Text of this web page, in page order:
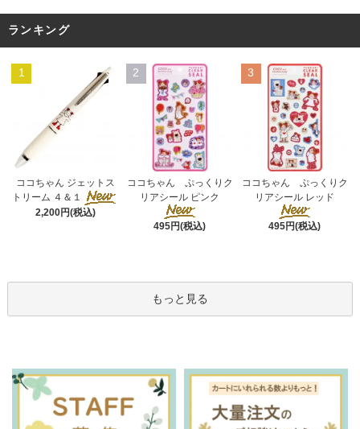
ランキング
1
ココちゃん ジェットス
トリーム ４＆１
2,200円(税込)
2
ココちゃん ぷっくりク
リアシール ピンク
495円(税込)
3
ココちゃん ぷっくりク
リアシール レッド
495円(税込)
もっと見る